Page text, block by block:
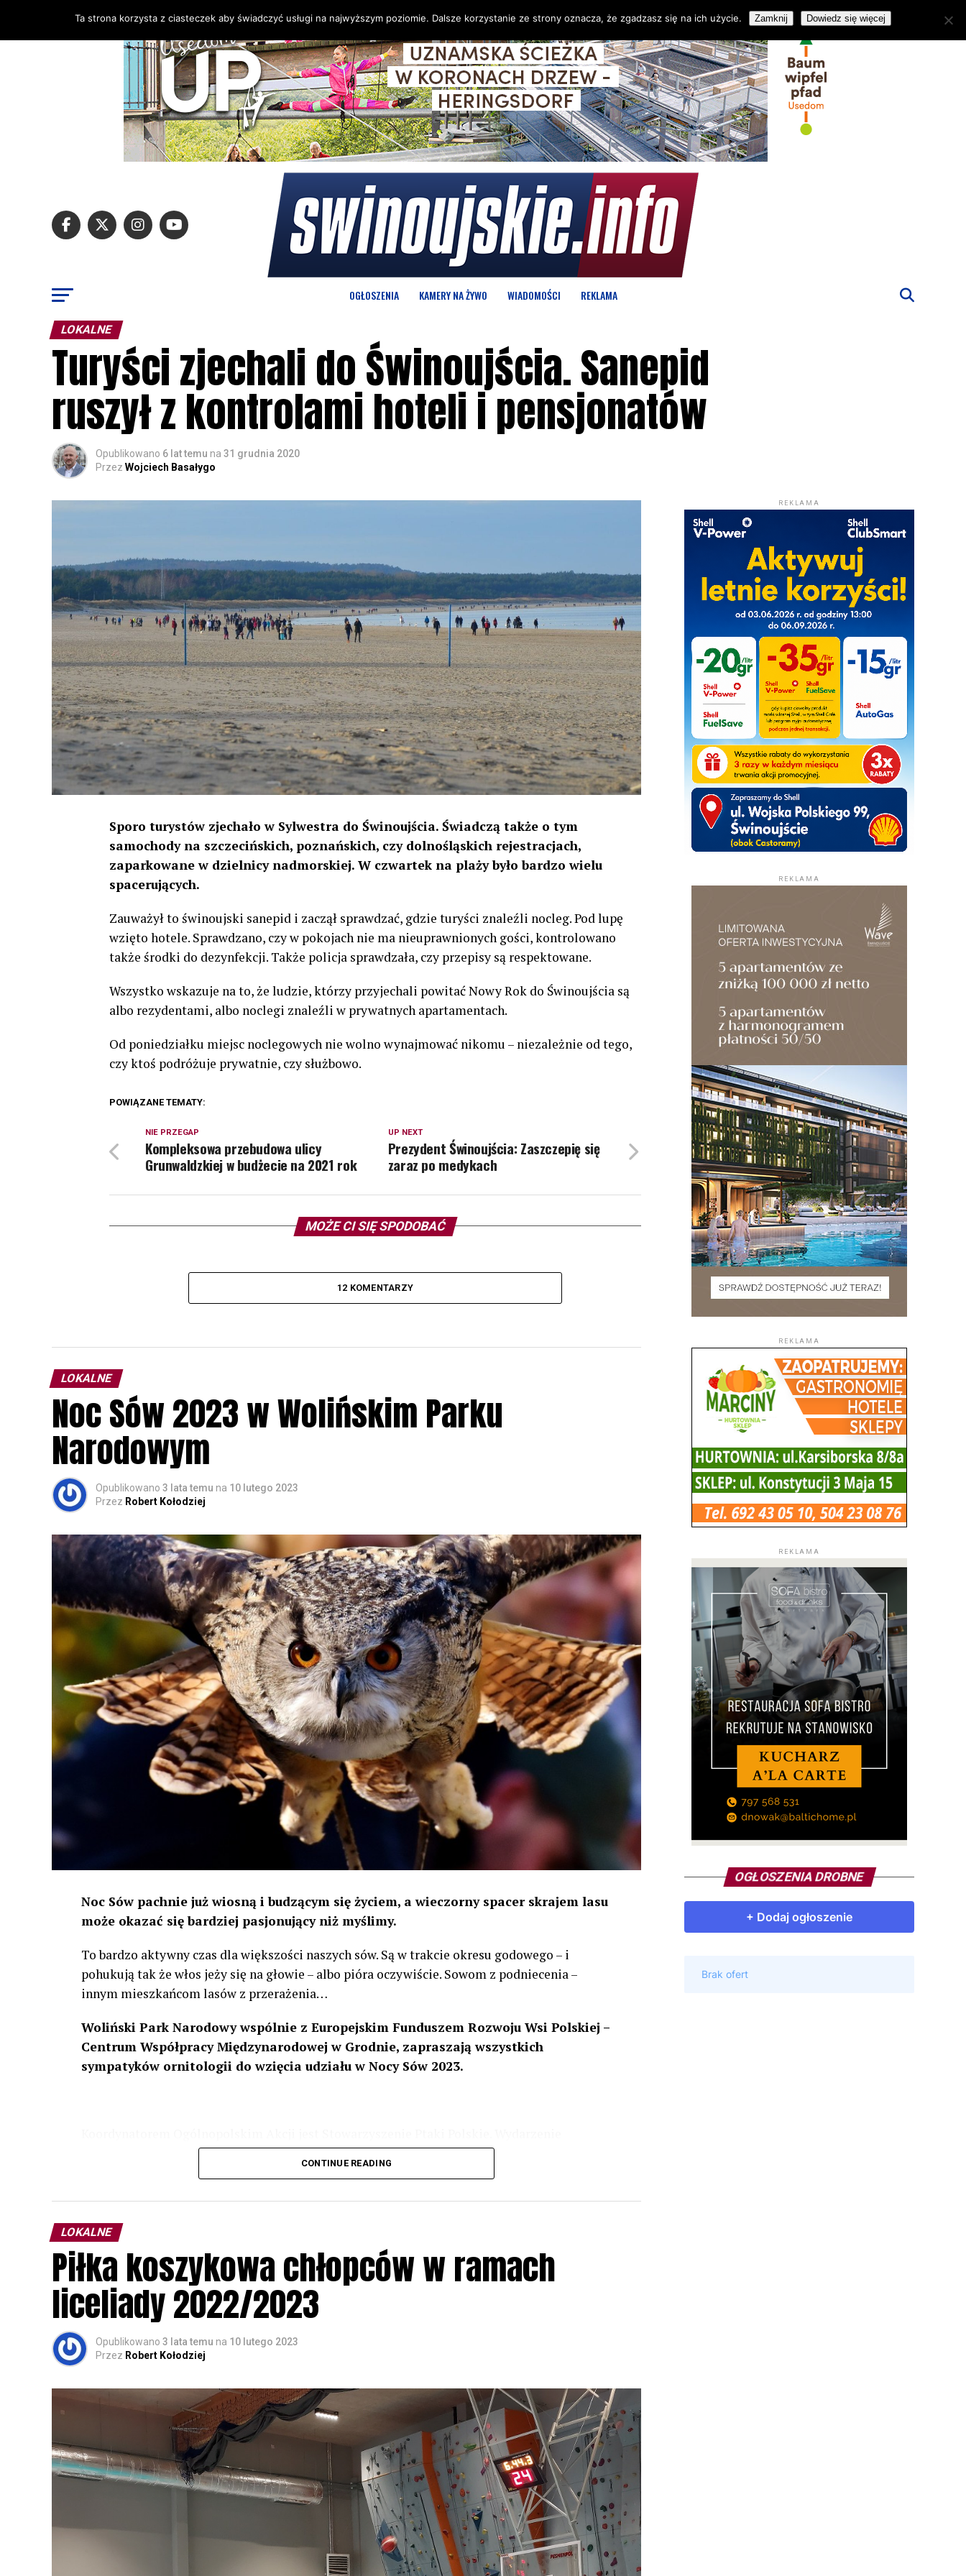
OGŁOSZENIA KAMERY NA ŻYWO WIADOMOŚCI REKLAMA
LOKALNE
Turyści zjechali do Świnoujścia. Sanepid
ruszył z kontrolami hoteli i pensjonatów
Opublikowano 6 lat temu na 31 grudnia 2020
Przez Wojciech Basałygo
Sporo turystów zjechało w Sylwestra do Świnoujścia. Świadczą także o tym
samochody na szczecińskich, poznańskich, czy dolnośląskich rejestracjach,
zaparkowane w dzielnicy nadmorskiej. W czwartek na plaży było bardzo wielu
spacerujących.
Zauważył to świnoujski sanepid i zaczął sprawdzać, gdzie turyści znaleźli nocleg. Pod lupę
wzięto hotele. Sprawdzano, czy w pokojach nie ma nieuprawnionych gości, kontrolowano
także środki do dezynfekcji. Także policja sprawdzała, czy przepisy są respektowane.
Wszystko wskazuje na to, że ludzie, którzy przyjechali powitać Nowy Rok do Świnoujścia są
albo rezydentami, albo noclegi znaleźli w prywatnych apartamentach.
Od poniedziałku miejsc noclegowych nie wolno wynajmować nikomu – niezależnie od tego,
czy ktoś podróżuje prywatnie, czy służbowo.
POWIĄZANE TEMATY:
UP NEXT
Prezydent Świnoujścia: Zaszczepię się
zaraz po medykach
NIE PRZEGAP
Kompleksowa przebudowa ulicy
Grunwaldzkiej w budżecie na 2021 rok
MOŻE CI SIĘ SPODOBAĆ
12 KOMENTARZY
LOKALNE
Noc Sów 2023 w Wolińskim Parku
Narodowym
Opublikowano 3 lata temu na 10 lutego 2023
Przez Robert Kołodziej
Noc Sów pachnie już wiosną i budzącym się życiem, a wieczorny spacer skrajem lasu
może okazać się bardziej pasjonujący niż myślimy.
To bardzo aktywny czas dla większości naszych sów. Są w trakcie okresu godowego – i
pohukują tak że włos jeży się na głowie – albo pióra oczywiście. Sowom z podniecenia –
innym mieszkańcom lasów z przerażenia…
Woliński Park Narodowy wspólnie z Europejskim Funduszem Rozwoju Wsi Polskiej –
Centrum Współpracy Międzynarodowej w Grodnie, zapraszają wszystkich
sympatyków ornitologii do wzięcia udziału w Nocy Sów 2023.
odbędzie się w dniach24 i 25 lutego 2023 r. wg harmonogramu przedstawionego na
Wszystkich uczestników zapraszamy do udziału w Akcji, włączenia się w aktywne
rozpoznawanie głosów sów i wymianę doświadczeń przy grillu.Na wydarzenie obowiązują
zapisy.
CONTINUE READING
LOKALNE
Piłka koszykowa chłopców w ramach
liceliady 2022/2023
Opublikowano 3 lata temu na 10 lutego 2023
Przez Robert Kołodziej
REKLAMA
REKLAMA
REKLAMA
REKLAMA
OGŁOSZENIA DROBNE
Ta strona korzysta z ciasteczek aby świadczyć usługi na najwyższym poziomie. Dalsze korzystanie ze strony oznacza, że zgadzasz się na ich użycie. Zamknij Dowiedz się więcej